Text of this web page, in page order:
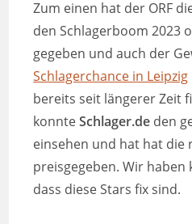
Zum einen hat der ORF
den Schlagerboom 2023
gegeben und auch der
Schlagerchance in Leipzig
bereits seit längerer Zeit
konnteSchlager.de den
einsehen und hat hat die
preisgegeben. Wir haben
dass diese Stars fix sind.